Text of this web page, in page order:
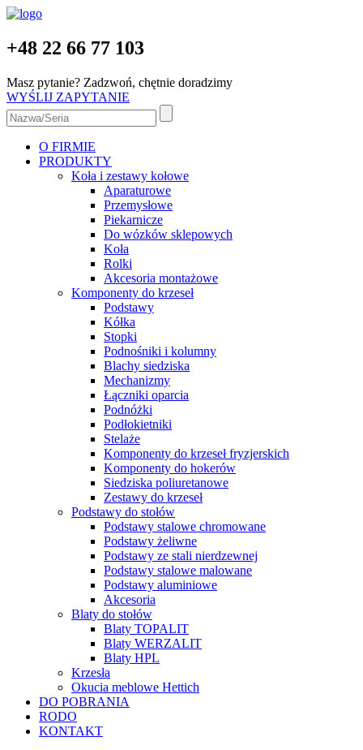
+48 22 66 77 103
Masz pytanie? Zadzwoń, chętnie doradzimy
WYŚLIJ ZAPYTANIE
O FIRMIE
PRODUKTY
Koła i zestawy kołowe
Aparaturowe
Przemysłowe
Piekarnicze
Do wózków sklepowych
Koła
Rolki
Akcesoria montażowe
Komponenty do krzeseł
Podstawy
Kółka
Stopki
Podnośniki i kolumny
Blachy siedziska
Mechanizmy
Łączniki oparcia
Podnóżki
Podłokietniki
Stelaże
Komponenty do krzeseł fryzjerskich
Komponenty do hokerów
Siedziska poliuretanowe
Zestawy do krzeseł
Podstawy do stołów
Podstawy stalowe chromowane
Podstawy żeliwne
Podstawy ze stali nierdzewnej
Podstawy stalowe malowane
Podstawy aluminiowe
Akcesoria
Blaty do stołów
Blaty TOPALIT
Blaty WERZALIT
Blaty HPL
Krzesła
Okucia meblowe Hettich
DO POBRANIA
RODO
KONTAKT